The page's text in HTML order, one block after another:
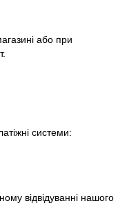
або при
системи:
відвідуванні нашого